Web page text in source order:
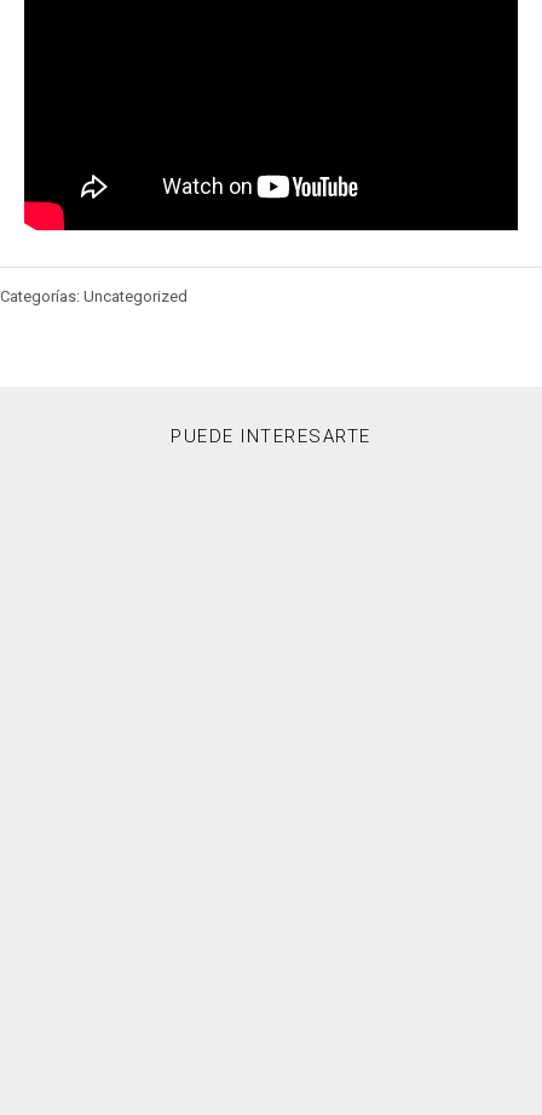
Categorías: Uncategorized
PUEDE INTERESARTE